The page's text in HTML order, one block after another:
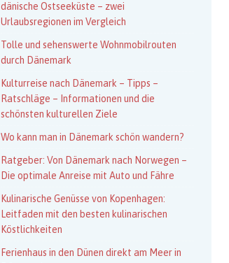
dänische Ostseeküste – zwei
Urlaubsregionen im Vergleich
Tolle und sehenswerte Wohnmobilrouten
durch Dänemark
Kulturreise nach Dänemark – Tipps –
Ratschläge – Informationen und die
schönsten kulturellen Ziele
Wo kann man in Dänemark schön wandern?
Ratgeber: Von Dänemark nach Norwegen –
Die optimale Anreise mit Auto und Fähre
Kulinarische Genüsse von Kopenhagen:
Leitfaden mit den besten kulinarischen
Köstlichkeiten
Ferienhaus in den Dünen direkt am Meer in